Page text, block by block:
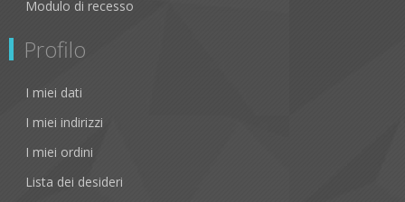
Modulo di recesso
Profilo
I miei dati
I miei indirizzi
I miei ordini
Lista dei desideri